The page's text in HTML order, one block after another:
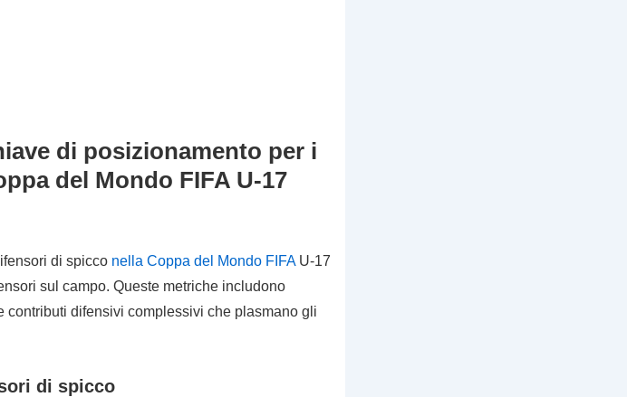
di posizionamento per i
del Mondo FIFA U-17
di spicco nella Coppa del Mondo FIFAU-17
sul campo. Queste metriche includono
contributi difensivi complessivi che plasmano gli
di spicco